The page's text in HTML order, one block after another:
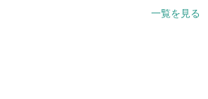
一覧を見る